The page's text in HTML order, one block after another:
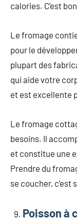
calories. C’est
Le fromage
pour le
plupart des
qui aide votre
et est excellente
Le fromage
besoins. Il
et constitue une
Prendre du
se coucher, c’est
Poisson à